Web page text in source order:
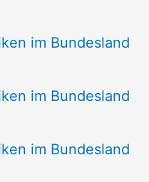
im Bundesland
im Bundesland
im Bundesland